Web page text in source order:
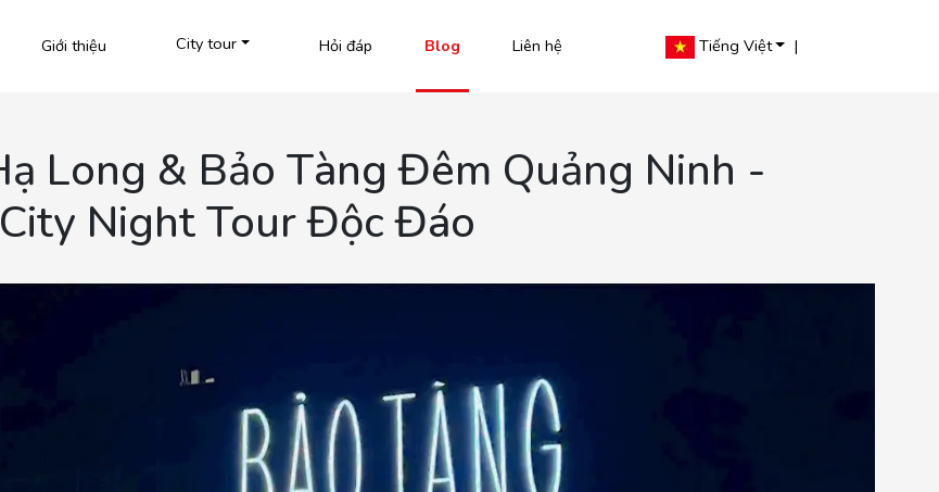
Giới thiệu City tour Hỏi đáp Blog Liên hệ Tiếng Việt |
Long & Bảo Tàng Đêm Quảng Ninh -
Night Tour Độc Đáo